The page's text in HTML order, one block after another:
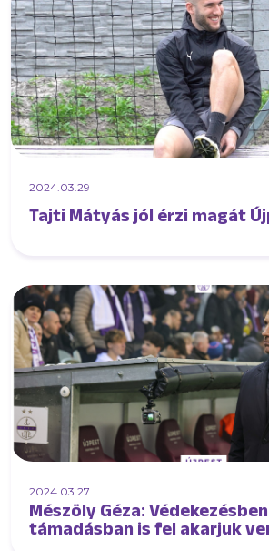
2024.03.29
Tajti Mátyás jól érzi magát
2024.03.27
Mészöly Géza:
támadásban is fel akarjuk